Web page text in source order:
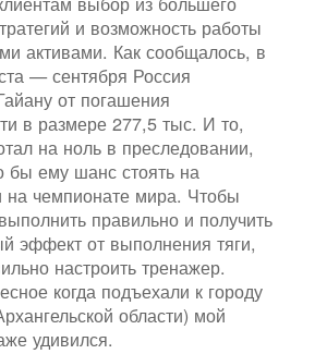
и возможность работы
активами. Как сообщалось, в
— сентября Россия
от погашения
в размере 277,5 тыс. И то,
на ноль в преследовании,
бы ему шанс стоять на
на чемпионате мира. Чтобы
правильно и получить
эффект от выполнения тяги,
настроить тренажер.
когда подъехали к городу
области) мой
удивился.